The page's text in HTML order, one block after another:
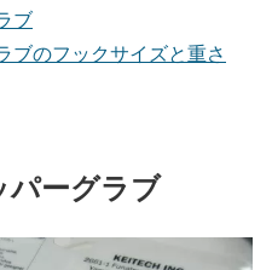
ブ
ブのフックサイズと重さ
ーグラブ